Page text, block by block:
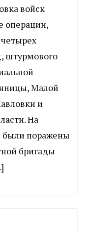
войск
операции,
штурмового
Малой
и
На
были поражены
бригады